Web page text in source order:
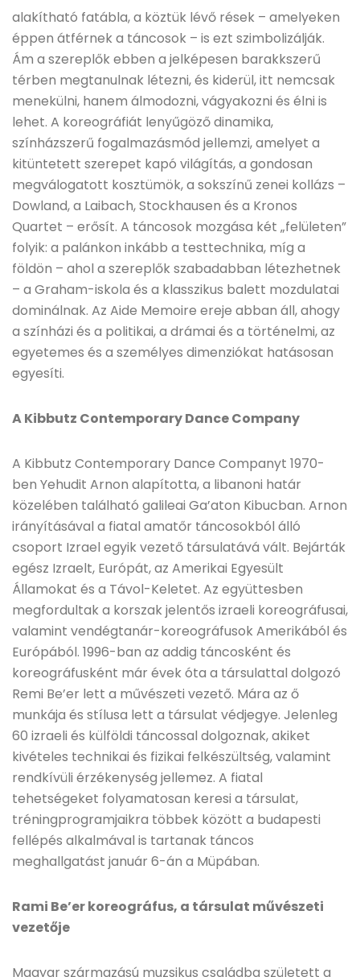
alakítható fatábla, a köztük lévő rések – amelyeken
éppen átférnek a táncosok – is ezt szimbolizálják.
Ám a szereplők ebben a jelképesen barakkszerű
térben megtanulnak létezni, és kiderül, itt nemcsak
menekülni, hanem álmodozni, vágyakozni és élni is
lehet. A koreográfiát lenyűgöző dinamika,
színházszerű fogalmazásmód jellemzi, amelyet a
kitüntetett szerepet kapó világítás, a gondosan
megválogatott kosztümök, a sokszínű zenei kollázs –
Dowland, a Laibach, Stockhausen és a Kronos
Quartet – erősít. A táncosok mozgása két „felületen”
folyik: a palánkon inkább a testtechnika, míg a
földön – ahol a szereplők szabadabban létezhetnek
– a Graham-iskola és a klasszikus balett mozdulatai
dominálnak. Az Aide Memoire ereje abban áll, ahogy
a színházi és a politikai, a drámai és a történelmi, az
egyetemes és a személyes dimenziókat hatásosan
egyesíti.
A Kibbutz Contemporary Dance Company
A Kibbutz Contemporary Dance Companyt 1970-
ben Yehudit Arnon alapította, a libanoni határ
közelében található galileai Ga’aton Kibucban. Arnon
irányításával a fiatal amatőr táncosokból álló
csoport Izrael egyik vezető társulatává vált. Bejárták
egész Izraelt, Európát, az Amerikai Egyesült
Államokat és a Távol-Keletet. Az együttesben
megfordultak a korszak jelentős izraeli koreográfusai,
valamint vendégtanár-koreográfusok Amerikából és
Európából. 1996-ban az addig táncosként és
koreográfusként már évek óta a társulattal dolgozó
Remi Be’er lett a művészeti vezető. Mára az ő
munkája és stílusa lett a társulat védjegye. Jelenleg
60 izraeli és külföldi táncossal dolgoznak, akiket
kivételes technikai és fizikai felkészültség, valamint
rendkívüli érzékenység jellemez. A fiatal
tehetségeket folyamatosan keresi a társulat,
tréningprogramjaikra többek között a budapesti
fellépés alkalmával is tartanak táncos
meghallgatást január 6-án a Müpában.
Rami Be’er koreográfus, a társulat művészeti
vezetője
Magyar származású muzsikus családba született a